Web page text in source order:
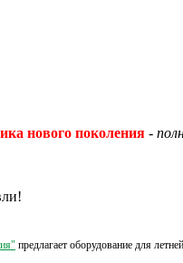
нового поколения-
предлагает оборудование для